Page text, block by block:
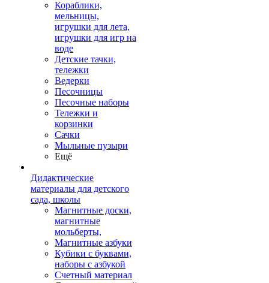
Кораблики,
мельницы,
игрушки для лета,
игрушки для игр на
воде
Детские тачки,
тележки
Ведерки
Песочницы
Песочные наборы
Тележки и
корзинки
Сачки
Мыльные пузыри
Ещё
Дидактические
материалы для детского
сада, школы
Магнитные доски,
магнитные
мольберты,
Магнитные азбуки
Кубики с буквами,
наборы с азбукой
Счетный материал